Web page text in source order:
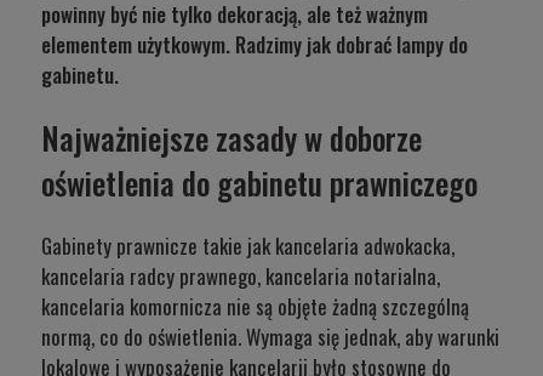
powinny być nie tylko dekoracją, ale też ważnym
elementem użytkowym. Radzimy jak dobrać lampy do
gabinetu.
Najważniejsze zasady w doborze
oświetlenia do gabinetu prawniczego
Gabinety prawnicze takie jak kancelaria adwokacka,
kancelaria radcy prawnego, kancelaria notarialna,
kancelaria komornicza nie są objęte żadną szczególną
normą, co do oświetlenia. Wymaga się jednak, aby warunki
lokalowe i wyposażenie kancelarii było stosowne do